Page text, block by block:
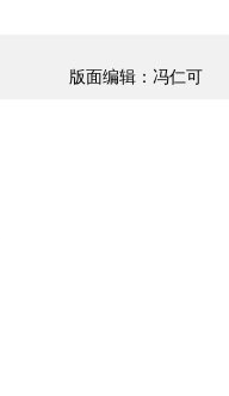
版面编辑：冯仁可